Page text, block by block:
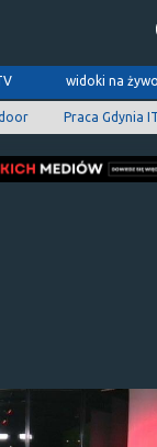
widoki na
Praca Gdynia